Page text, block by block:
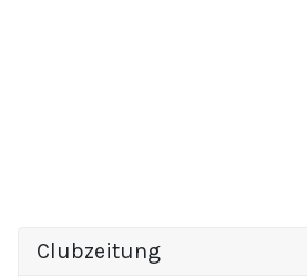
Clubzeitung